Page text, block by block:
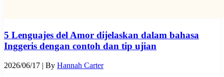
5 Lenguajes del Amor dijelaskan dalam bahasa
Inggeris dengan contoh dan tip ujian
2026/06/17 | By Hannah Carter